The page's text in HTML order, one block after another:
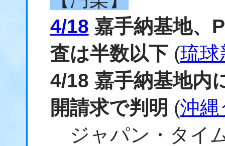
4/18 嘉手納基地、
査は半数以下(琉球
4/18 嘉手納基地内
開請求で判明 (沖縄
ジャパン・タイ